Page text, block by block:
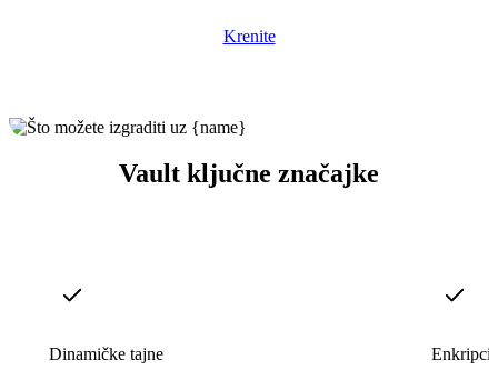
Krenite
Vault ključne značajke
Dinamičke tajne